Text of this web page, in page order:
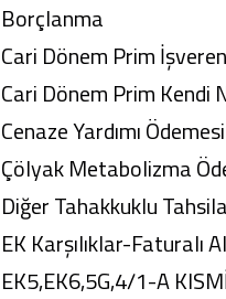
Borçlanma
Cari Dönem Prim
Cari Dönem Prim Kendi
Cenaze Yardımı Ödemesi
Çölyak Metabolizma
Diğer Tahakkuklu
EK Karşılıklar-Faturalı
EK5,EK6,5G,4/1-A